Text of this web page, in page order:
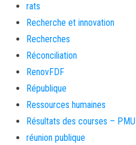
rats
Recherche et innovation
Recherches
Réconciliation
RenovFDF
République
Ressources humaines
Résultats des courses – PMU
réunion publique